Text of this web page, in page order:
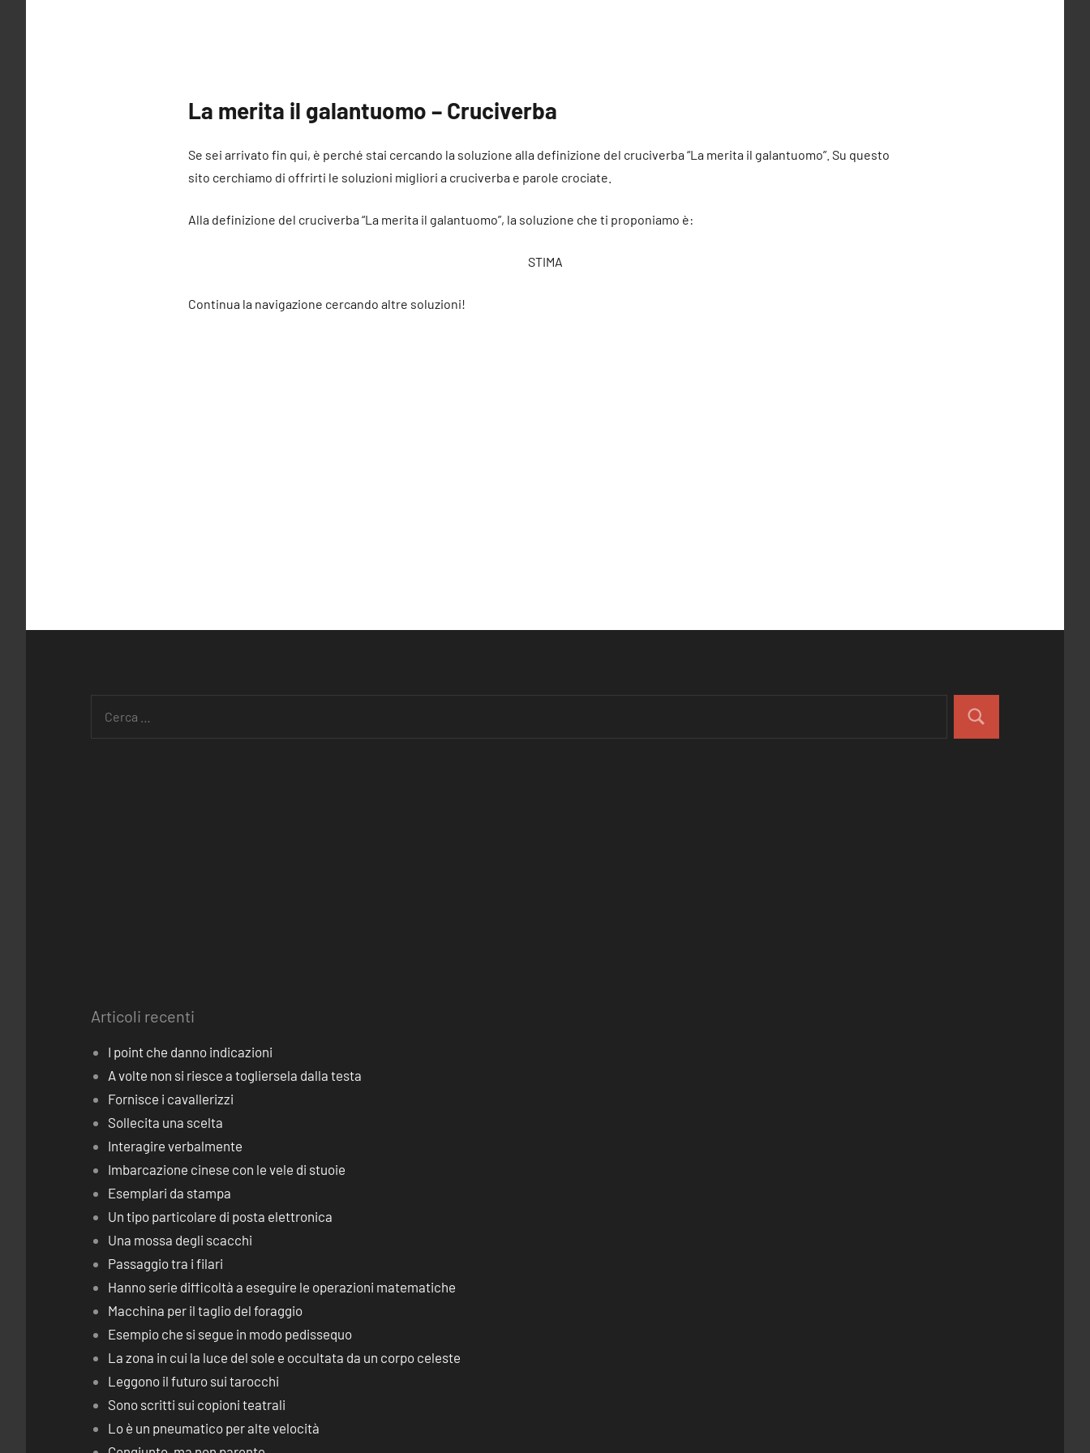
La merita il galantuomo – Cruciverba
Se sei arrivato fin qui, è perché stai cercando la soluzione alla definizione del cruciverba “La merita il galantuomo”. Su questo
sito cerchiamo di offrirti le soluzioni migliori a cruciverba e parole crociate.
Alla definizione del cruciverba “La merita il galantuomo”, la soluzione che ti proponiamo è:
STIMA
Continua la navigazione cercando altre soluzioni!
Articoli recenti
I point che danno indicazioni
A volte non si riesce a togliersela dalla testa
Fornisce i cavallerizzi
Sollecita una scelta
Interagire verbalmente
Imbarcazione cinese con le vele di stuoie
Esemplari da stampa
Un tipo particolare di posta elettronica
Una mossa degli scacchi
Passaggio tra i filari
Hanno serie difficoltà a eseguire le operazioni matematiche
Macchina per il taglio del foraggio
Esempio che si segue in modo pedissequo
La zona in cui la luce del sole e occultata da un corpo celeste
Leggono il futuro sui tarocchi
Sono scritti sui copioni teatrali
Lo è un pneumatico per alte velocità